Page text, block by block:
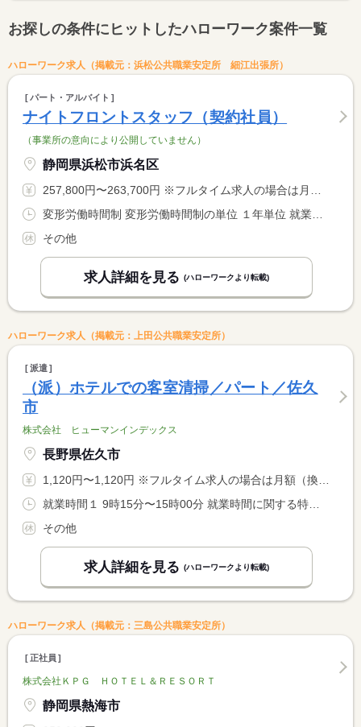
お探しの条件にヒットしたハローワーク案件一覧
ハローワーク求人（掲載元：浜松公共職業安定所 細江出張所）
パート・アルバイト
ナイトフロントスタッフ（契約社員）
（事業所の意向により公開していません）
静岡県浜松市浜名区
257,800円〜263,700円 ※フルタイム求人の場合は月額（換算額）、パート求人の場合は時間額を表示しています。
その他
求人詳細を見る (ハローワークより転載)
ハローワーク求人（掲載元：上田公共職業安定所）
派遣
（派）ホテルでの客室清掃／パート／佐久
市
株式会社 ヒューマンインデックス
長野県佐久市
1,120円〜1,120円 ※フルタイム求人の場合は月額（換算額）、パート求人の場合は時間額を表示しています。
その他
求人詳細を見る (ハローワークより転載)
ハローワーク求人（掲載元：三島公共職業安定所）
正社員
株式会社ＫＰＧ ＨＯＴＥＬ＆ＲＥＳＯＲＴ
静岡県熱海市